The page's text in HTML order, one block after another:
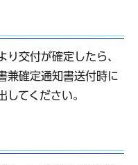
り交付が確定したら、
兼確定通知書送付時に
してください。